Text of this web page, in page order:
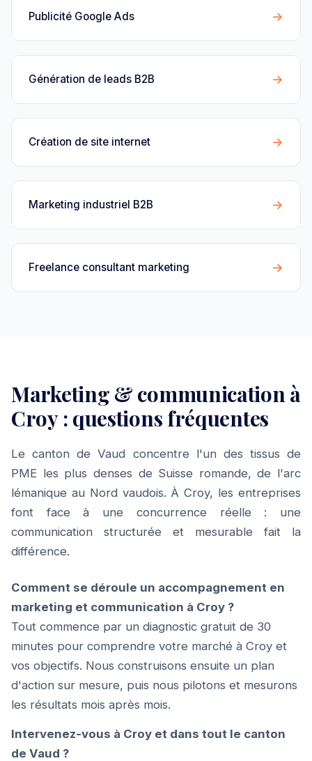
Publicité Google Ads →
Génération de leads B2B →
Création de site internet →
Marketing industriel B2B →
Freelance consultant marketing →
Marketing & communication à
Croy : questions fréquentes
Le canton de Vaud concentre l'un des tissus de
PME les plus denses de Suisse romande, de l'arc
lémanique au Nord vaudois. À Croy, les entreprises
font face à une concurrence réelle : une
communication structurée et mesurable fait la
différence.
Comment se déroule un accompagnement en
marketing et communication à Croy ?
Tout commence par un diagnostic gratuit de 30
minutes pour comprendre votre marché à Croy et
vos objectifs. Nous construisons ensuite un plan
d'action sur mesure, puis nous pilotons et mesurons
les résultats mois après mois.
Intervenez-vous à Croy et dans tout le canton
de Vaud ?